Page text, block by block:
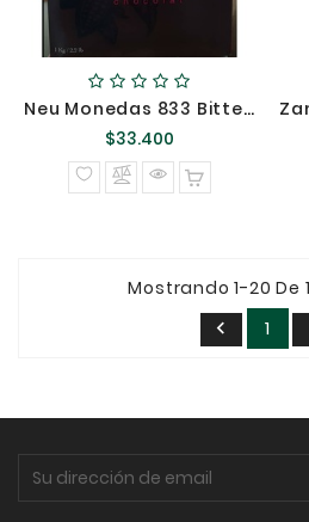
Neu Monedas 833 Bitter 85% Cacao Sin Azucar Kilo @
$33.400
normal
Mostrando 1-20 De

1